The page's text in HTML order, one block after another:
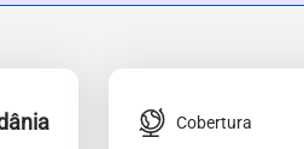
Cobertura